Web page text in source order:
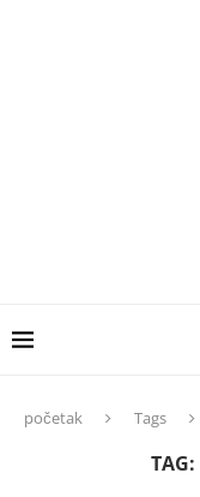
početak Tags
TAG: